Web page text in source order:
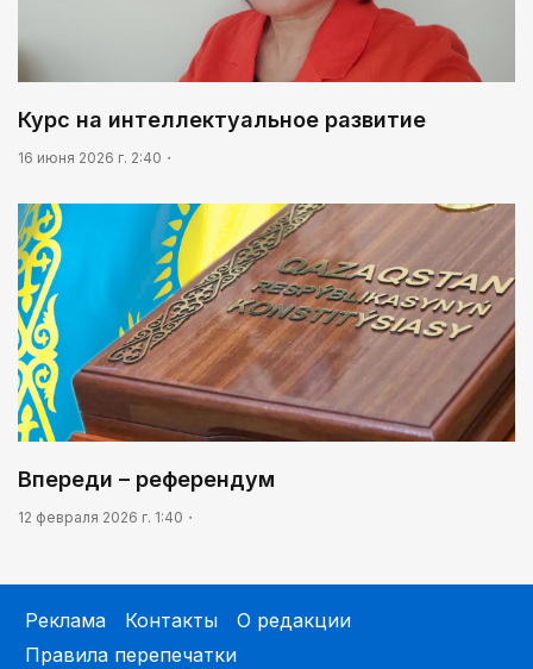
Курс на интеллектуальное развитие
16 июня 2026 г. 2:40
Впереди – референдум
12 февраля 2026 г. 1:40
Реклама Контакты
О редакции
Правила перепечатки